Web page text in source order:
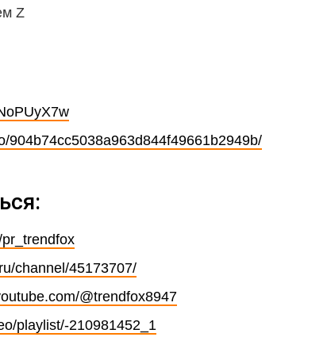
Z
904b74cc5038a963d844f49661b2949b/
channel/45173707/
@trendfox8947
playlist/-210981452_1